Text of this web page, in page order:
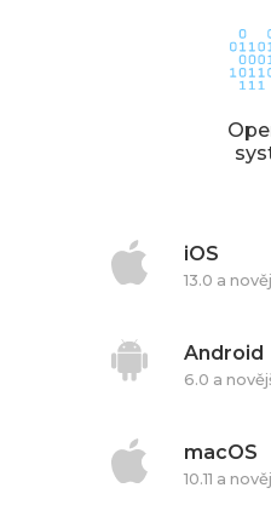
iOS
13.0 a
Android
6.0 a
macOS
10.11 a